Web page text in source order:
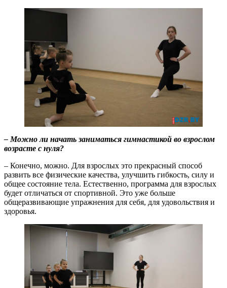
– Можно ли начать заниматься гимнастикой во взрослом
возрасте с нуля?
– Конечно, можно. Для взрослых это прекрасный способ
развить все физические качества, улучшить гибкость, силу и
общее состояние тела. Естественно, программа для взрослых
будет отличаться от спортивной. Это уже больше
общеразвивающие упражнения для себя, для удовольствия и
здоровья.